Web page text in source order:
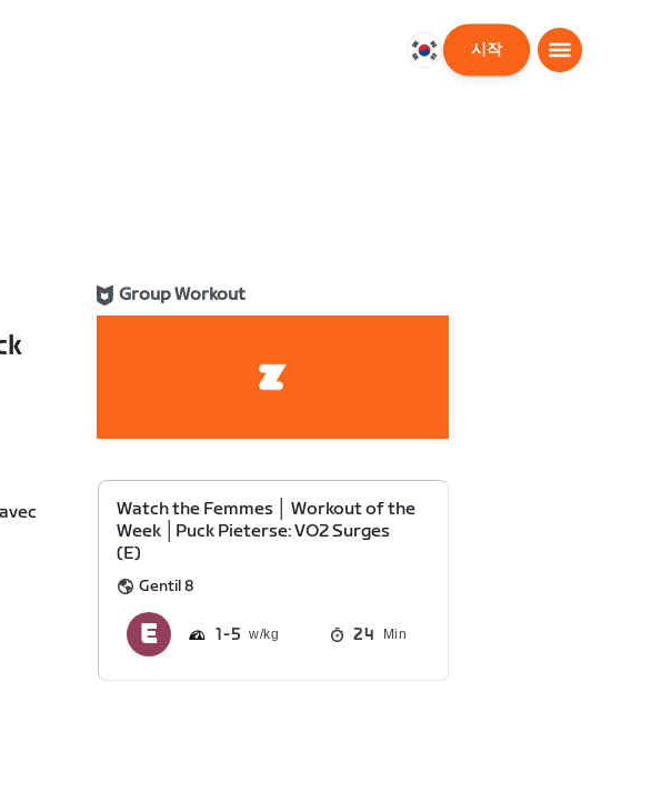
대
시작
Group Workout
Watch the Femmes │ Workout of the
Week │Puck Pieterse: VO2 Surges
(E)
Gentil 8
1 5 24 Min